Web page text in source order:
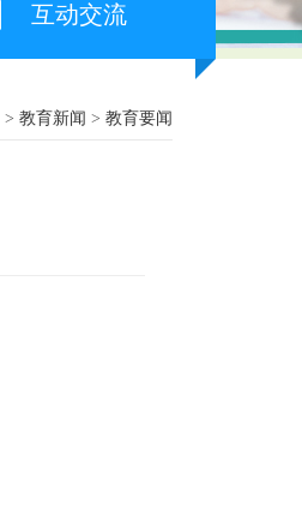
互动交流
> 教育新闻 > 教育要闻